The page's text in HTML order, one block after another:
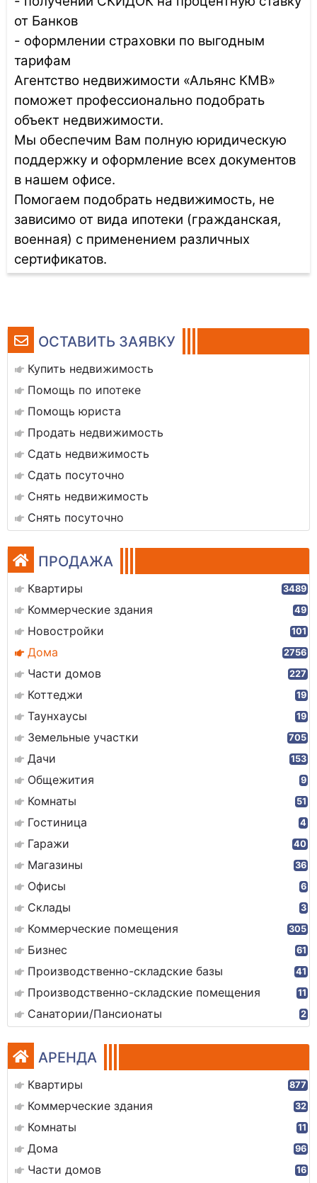
ОСТАВИТЬ ЗАЯВКУ
Купить недвижимость
Помощь по ипотеке
Помощь юриста
Продать недвижимость
Сдать недвижимость
Сдать посуточно
Снять недвижимость
Снять посуточно
ПРОДАЖА
Квартиры 3489
Коммерческие здания 49
Новостройки 101
Дома 2756
Части домов 227
Коттеджи 19
Таунхаусы 19
Земельные участки 705
Дачи 153
Общежития 9
Комнаты 51
Гостиница 4
Гаражи 40
Магазины 36
Офисы 6
Склады 3
Коммерческие помещения 305
Бизнес 61
Производственно-складские базы 41
Производственно-складские помещения 11
Санатории/Пансионаты 2
АРЕНДА
Квартиры 877
Коммерческие здания 32
Комнаты 11
Дома 96
Части домов 16
от Банков
- оформлении страховки по выгодным
тарифам
Агентство недвижимости «Альянс КМВ»
поможет профессионально подобрать
объект недвижимости.
Мы обеспечим Вам полную юридическую
поддержку и оформление всех документов
в нашем офисе.
Помогаем подобрать недвижимость, не
зависимо от вида ипотеки (гражданская,
военная) с применением различных
сертификатов.